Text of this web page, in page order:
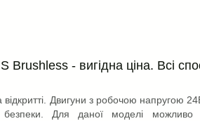
Brushless - вигідна ціна. Всі
відкритті. Двигуни з робочою напругою
безпеки. Для даної моделі можливо